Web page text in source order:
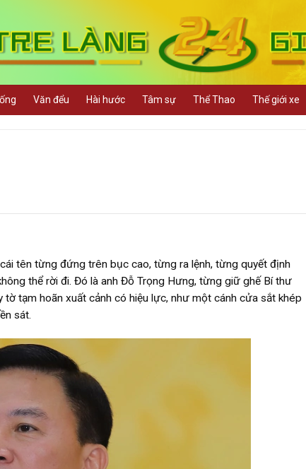
Văn đểu Hài hước Tâm sự Thể Thao Thế giới xe
tên từng đứng trên bục cao, từng ra lệnh, từng quyết định
thể rời đi. Đó là anh Đỗ Trọng Hưng, từng giữ ghế Bí thư
tờ tạm hoãn xuất cảnh có hiệu lực, như một cánh cửa sắt khép
sát.